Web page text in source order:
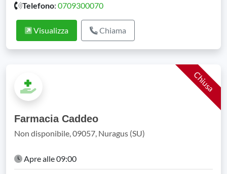
Telefono: 0709300070
Visualizza Chiama
Farmacia Caddeo
Non disponibile, 09057, Nuragus (SU)
Chiusa
Apre alle 09:00